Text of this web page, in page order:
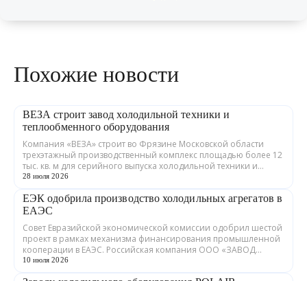
Похожие новости
ВЕЗА строит завод холодильной техники и
теплообменного оборудования
Компания «ВЕЗА» строит во Фрязине Московской области
трехэтажный производственный комплекс площадью более 12
тыс. кв. м для серийного выпуска холодильной техники и
теплообменного оборудования. ...
28 июля 2026
ЕЭК одобрила производство холодильных агрегатов в
ЕАЭС
Совет Евразийской экономической комиссии одобрил шестой
проект в рамках механизма финансирования промышленной
кооперации в ЕАЭС. Российская компания ООО «ЗАВОД
ГРАДИЕНТ» совместно с предприятия...
10 июля 2026